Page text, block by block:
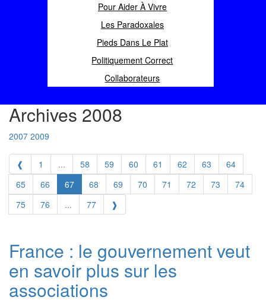
Pour Aider À Vivre
Les Paradoxales
Pieds Dans Le Plat
Politiquement Correct
Collaborateurs
Archives 2008
2007 2009
❰ 1 ... 58 59 60 61 62 63
64
65
66 67 68 69 70 71 72 73
74
75
76 ... 77 ❱
France : le gouvernement veut
en savoir plus sur les
associations